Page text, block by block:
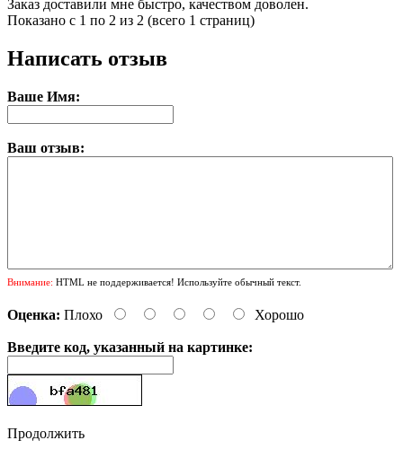
Заказ доставили мне быстро, качеством доволен.
Показано с 1 по 2 из 2 (всего 1 страниц)
Написать отзыв
Ваше Имя:
Ваш отзыв:
Внимание: HTML не поддерживается! Используйте обычный текст.
Оценка: Плохо Хорошо
Введите код, указанный на картинке:
Продолжить